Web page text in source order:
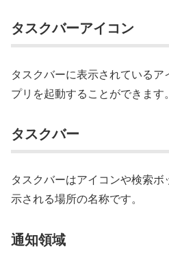
タスクバーアイコン
タスクバーに表示されている
プリを起動することができます。
タスクバー
タスクバーはアイコンや検索
示される場所の名称です。
通知領域